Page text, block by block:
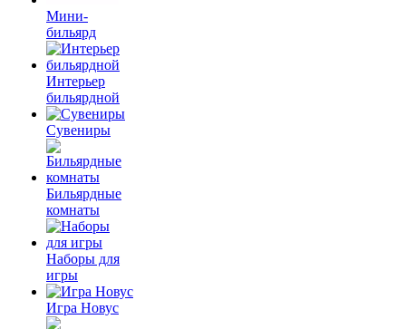
Мини-
бильярд
Интерьер
бильярдной
Сувениры
Бильярдные
комнаты
Наборы для
игры
Игра Новус